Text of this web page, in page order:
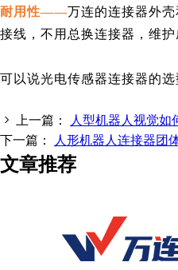
耐用性——万连的连接器外壳
接线，不用总换连接器，维护
可以说光电传感器连接器的
上一篇：
人型机器人视觉如
下一篇：
人形机器人连接器团
文章推荐